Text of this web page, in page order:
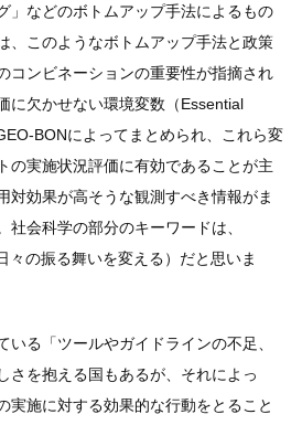
」などのボトムアップ手法によるもの
、このようなボトムアップ手法と政策
コンビネーションの重要性が指摘され
に欠かせない環境変数（Essential
BONによってまとめられ、これら変
の実施状況評価に有効であることが主
対効果が高そうな観測すべき情報がま
社会科学の部分のキーワードは、
々の振る舞いを変える）だと思いま
る「ツールやガイドラインの不足、
さを抱える国もあるが、それによっ
実施に対する効果的な行動をとること